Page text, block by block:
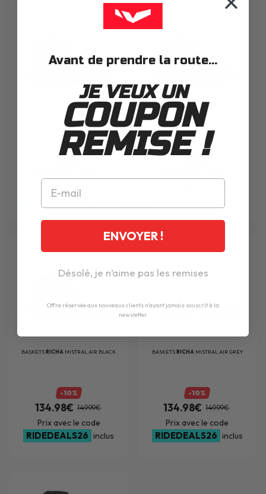
RICHA TRAVIS WP BLACK
-10%
Prix avec le code
RIDEDEALS26
BASKETS RICHA
TRAVIS WP DARK
BROWN
-10%
BASKETSRICHA MISTRAL AIR BLACK
-10%
134.98€ 149.99€
Prix avec le code
RIDEDEALS26 inclus
BASKETSRICHA MISTRAL AIR GREY
-10%
134.98€ 149.99€
Prix avec le code
RIDEDEALS26 inclus
Avant de prendre la route...
JE VEUX UN
COUPON
REMISE !
ENVOYER !
Désolé, je n’aime pas les remises
Offre réservée aux nouveaux clients n'ayant jamais souscrit à la
newsletter